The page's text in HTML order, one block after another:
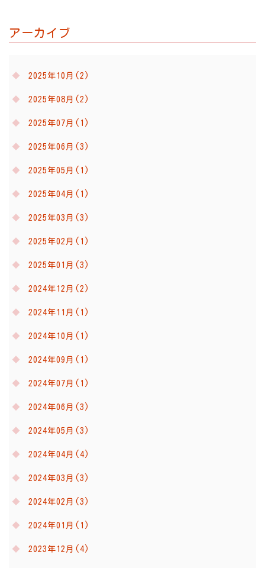
アーカイブ
2025年10月(2)
2025年08月(2)
2025年07月(1)
2025年06月(3)
2025年05月(1)
2025年04月(1)
2025年03月(3)
2025年02月(1)
2025年01月(3)
2024年12月(2)
2024年11月(1)
2024年10月(1)
2024年09月(1)
2024年07月(1)
2024年06月(3)
2024年05月(3)
2024年04月(4)
2024年03月(3)
2024年02月(3)
2024年01月(1)
2023年12月(4)